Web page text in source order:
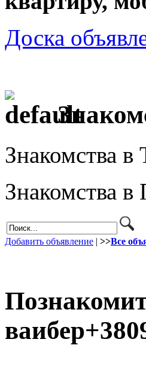
Доска
Знакомства в
Знакомства
Добавить объявление | >>Все